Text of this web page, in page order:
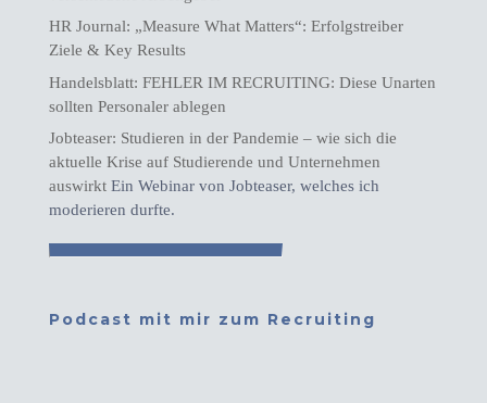
HR Journal: „Measure What Matters“: Erfolgstreiber
Ziele & Key Results
Handelsblatt: FEHLER IM RECRUITING: Diese Unarten
sollten Personaler ablegen
Jobteaser: Studieren in der Pandemie – wie sich die
aktuelle Krise auf Studierende und Unternehmen
auswirktEin Webinar von Jobteaser, welches ich
moderieren durfte.
Podcast mit mir zum Recruiting